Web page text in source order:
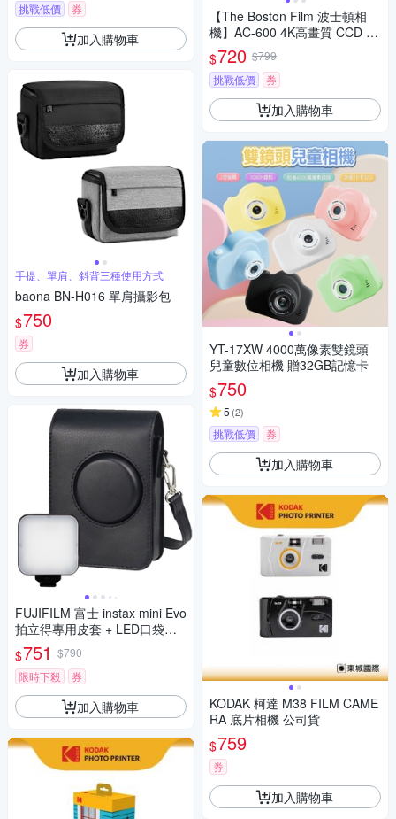
挑戰低價 券
加入購物車
手提、單肩、斜背三種使用方式
baona BN-H016 單肩攝影包
$750
券
加入購物車
FUJIFILM 富士 instax mini Evo
拍立得專用皮套 + LED口袋型
補光燈
$751 $790
限時下殺
券
加入購物車
【The Boston Film 波士頓相
機】AC-600 4K高畫質 CCD 懷
舊風數位相機
$720 $799
挑戰低價
券
加入購物車
YT-17XW 4000萬像素雙鏡頭
兒童數位相機 贈32GB記憶卡
$750
5 (2)
挑戰低價 券
加入購物車
KODAK 柯達 M38 FILM CAME
RA 底片相機 公司貨
$759
券
加入購物車